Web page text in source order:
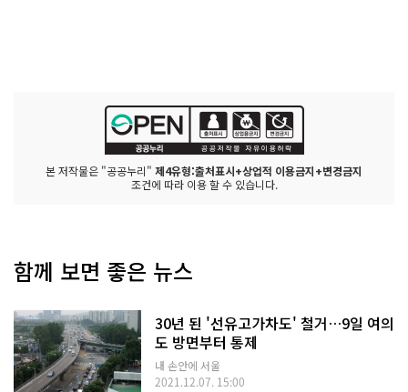
본 저작물은 "공공누리" 제4유형:출처표시+상업적 이용금지+변경금지
조건에 따라 이용 할 수 있습니다.
함께 보면 좋은 뉴스
30년 된 '선유고가차도' 철거…9일 여의
도 방면부터 통제
내 손안에 서울
2021.12.07. 15:00